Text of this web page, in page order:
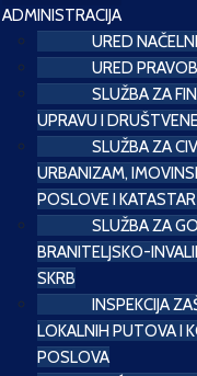
ADMINISTRACIJA
URED
URED
SLUŽBA ZA
UPRAVU I
SLUŽBA ZA
URBANIZAM,
POSLOVE I
SLUŽBA ZA
BRANITELJSKO-
SKRB
INSPEKCIJA
LOKALNIH PUTOVA I
POSLOVA